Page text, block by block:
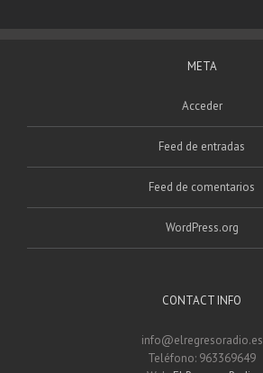
META
Acceder
Feed de entradas
Feed de comentarios
WordPress.org
CONTACT INFO
info@elregresoradio.es
Teléfono: 963369649